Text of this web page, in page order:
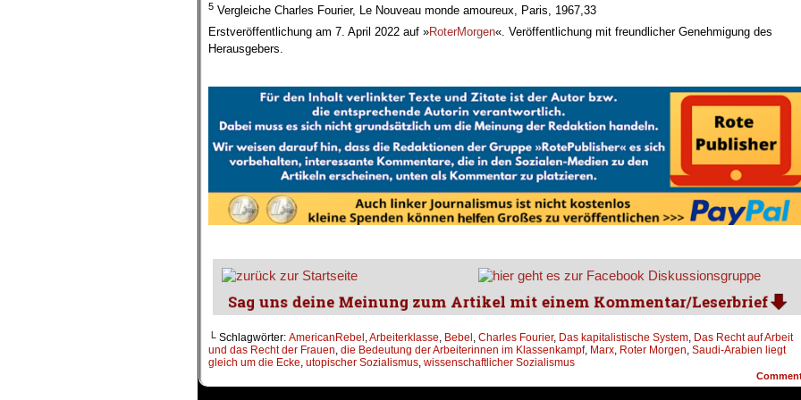
5 Vergleiche Charles Fourier, Le Nouveau monde amoureux, Paris, 1967,33
Erstveröffentlichung am 7. April 2022 auf »RoterMorgen«. Veröffentlichung mit freundlicher Genehmigung des
Herausgebers.
└ Schlagwörter: AmericanRebel ,Arbeiterklasse, Bebel , Charles Fourier, Das kapitalistische System, Das Recht auf Arbeit
und das Recht der Frauen, die Bedeutung der Arbeiterinnen im Klassenkampf, Marx, Roter Morgen, Saudi-Arabien liegt
gleich um die Ecke, utopischer Sozialismus, wissenschaftlicher Sozialismus